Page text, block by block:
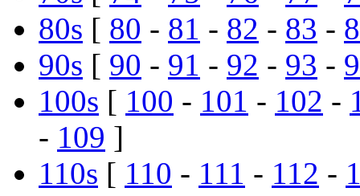
80s [ 80 - 81 - 82 - 83 -
90s [ 90 - 91 - 92 - 93 -
100s [ 100 - 101 - 102 -
- 109 ]
110s [ 110 - 111 - 112 -